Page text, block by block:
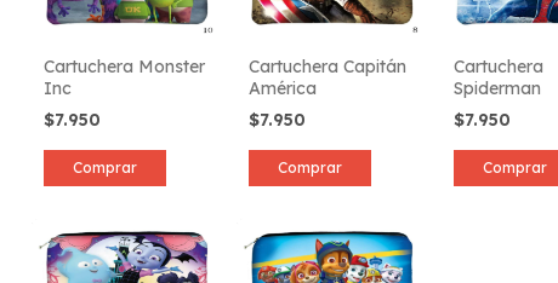
Cartuchera Monster
Inc
$7.950
Comprar
Cartuchera Capitán
América
$7.950
Comprar
Cartuchera
Spiderman
$7.950
Comprar